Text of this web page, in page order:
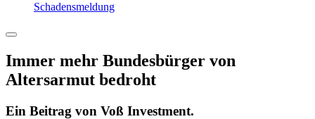
Schadensmeldung
Immer mehr Bundesbürger von
Altersarmut bedroht
Ein Beitrag von Voß Investment.